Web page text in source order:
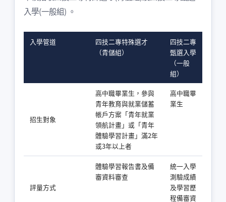
入學(一般組) 。
入學管道
四技二專特殊選才
（青儲組）
四技二專
甄選入學
（一般
組）
招生對象
高中職畢業生，參與
青年教育與就業儲蓄
帳戶方案「青年就業
領航計畫」或「青年
體驗學習計畫」滿2年
或3年以上者
高中職畢
業生
評量方式
體驗學習報告書及備
審資料審查
統一入學
測驗成績
及學習歷
程備審資